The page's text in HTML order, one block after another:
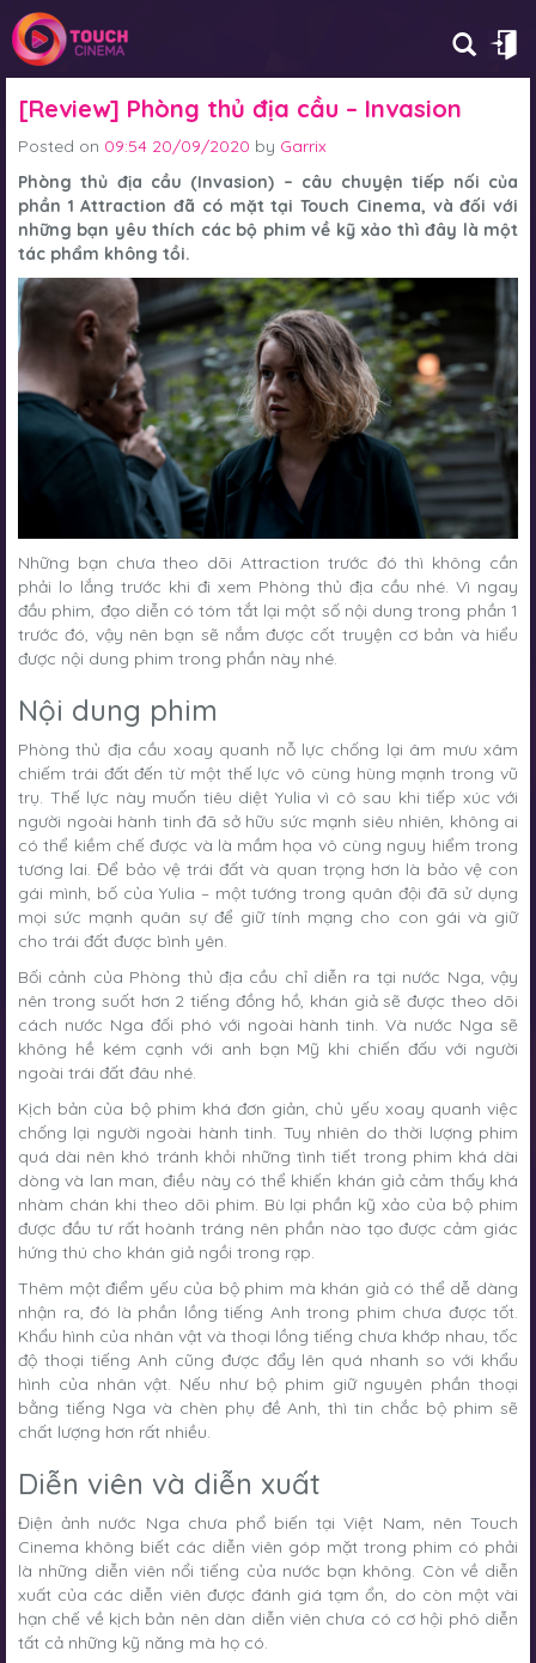
[Review] Phòng thủ địa cầu – Invasion
Posted on 09:54 20/09/2020 by Garrix
Phòng thủ địa cầu (Invasion) – câu chuyện tiếp nối của
phần 1 Attraction đã có mặt tại Touch Cinema, và đối với
những bạn yêu thích các bộ phim về kỹ xảo thì đây là một
tác phẩm không tồi.
Những bạn chưa theo dõi Attraction trước đó thì không cần
phải lo lắng trước khi đi xem Phòng thủ địa cầu nhé. Vì ngay
đầu phim, đạo diễn có tóm tắt lại một số nội dung trong phần 1
trước đó, vậy nên bạn sẽ nắm được cốt truyện cơ bản và hiểu
được nội dung phim trong phần này nhé.
Nội dung phim
Phòng thủ địa cầu xoay quanh nỗ lực chống lại âm mưu xâm
chiếm trái đất đến từ một thế lực vô cùng hùng mạnh trong vũ
trụ. Thế lực này muốn tiêu diệt Yulia vì cô sau khi tiếp xúc với
người ngoài hành tinh đã sở hữu sức mạnh siêu nhiên, không ai
có thể kiềm chế được và là mầm họa vô cùng nguy hiểm trong
tương lai. Để bảo vệ trái đất và quan trọng hơn là bảo vệ con
gái mình, bố của Yulia – một tướng trong quân đội đã sử dụng
mọi sức mạnh quân sự để giữ tính mạng cho con gái và giữ
cho trái đất được bình yên.
Bối cảnh của Phòng thủ địa cầu chỉ diễn ra tại nước Nga, vậy
nên trong suốt hơn 2 tiếng đồng hồ, khán giả sẽ được theo dõi
cách nước Nga đối phó với ngoài hành tinh. Và nước Nga sẽ
không hề kém cạnh với anh bạn Mỹ khi chiến đấu với người
ngoài trái đất đâu nhé.
Kịch bản của bộ phim khá đơn giản, chủ yếu xoay quanh việc
chống lại người ngoài hành tinh. Tuy nhiên do thời lượng phim
quá dài nên khó tránh khỏi những tình tiết trong phim khá dài
dòng và lan man, điều này có thể khiến khán giả cảm thấy khá
nhàm chán khi theo dõi phim. Bù lại phần kỹ xảo của bộ phim
được đầu tư rất hoành tráng nên phần nào tạo được cảm giác
hứng thú cho khán giả ngồi trong rạp.
Thêm một điểm yếu của bộ phim mà khán giả có thể dễ dàng
nhận ra, đó là phần lồng tiếng Anh trong phim chưa được tốt.
Khẩu hình của nhân vật và thoại lồng tiếng chưa khớp nhau, tốc
độ thoại tiếng Anh cũng được đẩy lên quá nhanh so với khẩu
hình của nhân vật. Nếu như bộ phim giữ nguyên phần thoại
bằng tiếng Nga và chèn phụ đề Anh, thì tin chắc bộ phim sẽ
chất lượng hơn rất nhiều.
Diễn viên và diễn xuất
Điện ảnh nước Nga chưa phổ biến tại Việt Nam, nên Touch
Cinema không biết các diễn viên góp mặt trong phim có phải
là những diễn viên nổi tiếng của nước bạn không. Còn về diễn
xuất của các diễn viên được đánh giá tạm ổn, do còn một vài
hạn chế về kịch bản nên dàn diễn viên chưa có cơ hội phô diễn
tất cả những kỹ năng mà họ có.